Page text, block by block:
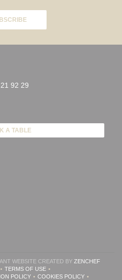
92 29
A TABLE
window))
a new window))
WEBSITE CREATED BY ZENCHEF
IN A NEW WINDOW))
TERMS OF USE((OPENS IN A NEW WINDOW))
POLICY COOKIES POLICY